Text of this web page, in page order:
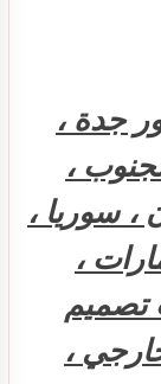
جدة ،
،
، سوريا ،
،
تصميم
،